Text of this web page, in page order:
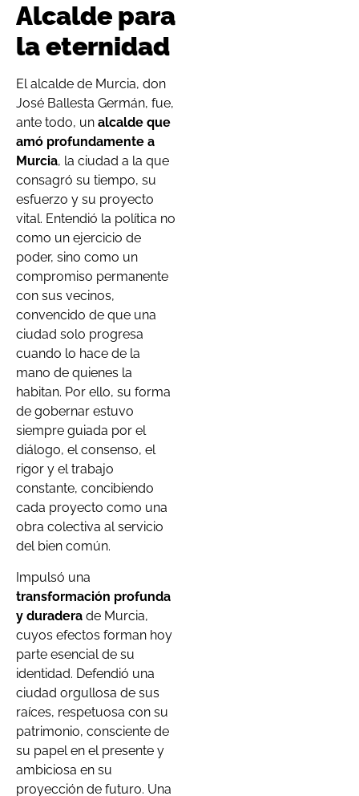
Alcalde para
la eternidad
El alcalde de Murcia, don
José Ballesta Germán, fue,
ante todo, un alcalde que
amó profundamente a
Murcia, la ciudad a la que
consagró su tiempo, su
esfuerzo y su proyecto
vital. Entendió la política no
como un ejercicio de
poder, sino como un
compromiso permanente
con sus vecinos,
convencido de que una
ciudad solo progresa
cuando lo hace de la
mano de quienes la
habitan. Por ello, su forma
de gobernar estuvo
siempre guiada por el
diálogo, el consenso, el
rigor y el trabajo
constante, concibiendo
cada proyecto como una
obra colectiva al servicio
del bien común.
Impulsó una
transformación profunda
y duradera de Murcia,
cuyos efectos forman hoy
parte esencial de su
identidad. Defendió una
ciudad orgullosa de sus
raíces, respetuosa con su
patrimonio, consciente de
su papel en el presente y
ambiciosa en su
proyección de futuro. Una